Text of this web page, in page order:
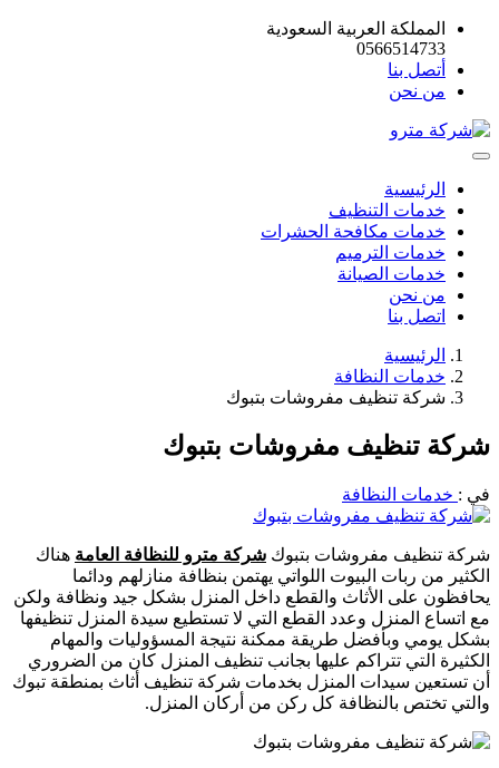
المملكة العربية السعودية
0566514733
أتصل بنا
من نحن
الرئيسية
خدمات التنظيف
خدمات مكافحة الحشرات
خدمات الترميم
خدمات الصيانة
من نحن
اتصل بنا
الرئيسية
خدمات النظافة
شركة تنظيف مفروشات بتبوك
شركة تنظيف مفروشات بتبوك
في : خدمات النظافة
شركة تنظيف مفروشات بتبوك شركة مترو للنظافة العامة هناك
الكثير من ربات البيوت اللواتي يهتمن بنظافة منازلهم ودائما
يحافظون على الأثاث والقطع داخل المنزل بشكل جيد ونظافة ولكن
مع اتساع المنزل وعدد القطع التي لا تستطيع سيدة المنزل تنظيفها
بشكل يومي وبأفضل طريقة ممكنة نتيجة المسؤوليات والمهام
الكثيرة التي تتراكم عليها بجانب تنظيف المنزل كان من الضروري
أن تستعين سيدات المنزل بخدمات شركة تنظيف أثاث بمنطقة تبوك
والتي تختص بالنظافة كل ركن من أركان المنزل.